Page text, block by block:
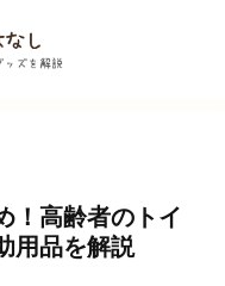
！高齢者のトイ
用品を解説